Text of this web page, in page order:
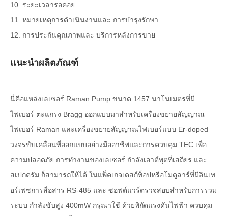
10. ระยะเวลารอคอย
11. หมายเหตุการดำเนินงานและ การบำรุงรักษา
12. การประกันคุณภาพและ บริการหลังการขาย
แนะนำผลิตภัณฑ์
นี่คือแหล่งเลเซอร์ Raman Pump ขนาด 1457 นาโนเมตรที่มี
ไฟเบอร์ ตะแกรง Bragg ออกแบบมาสำหรับเครื่องขยายสัญญาณ
ไฟเบอร์ Raman และเครื่องขยายสัญญาณไฟเบอร์แบบ Er-doped
วงจรขับเคลื่อนที่ออกแบบอย่างมืออาชีพและการควบคุม TEC เพื่อ
ความปลอดภัย การทำงานของเลเซอร์ กำลังเอาต์พุตที่เสถียร และ
สเปกตรัม ก็สามารถให้ได้ ในแพ็คเกจเดสก์ท็อปหรือโมดูลาร์ที่มีอินเท
อร์เฟซการสื่อสาร RS-485 และ ซอฟต์แวร์ตรวจสอบสำหรับการรวม
ระบบ กำลังขับสูง 400mW กรุณาใช้ ด้วยพิกัดแรงดันไฟฟ้า ควบคุม